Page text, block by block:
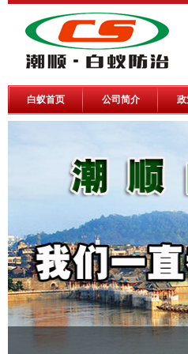
白蚁首页 公司简介 政